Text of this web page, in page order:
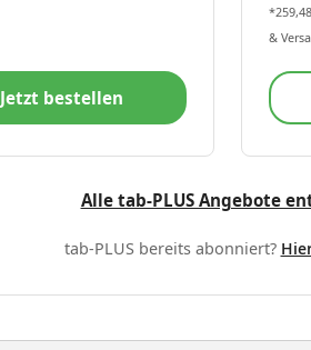
Jetzt bestellen
&
Alle tab-PLUS Angebote
tab-PLUS bereits abonniert?